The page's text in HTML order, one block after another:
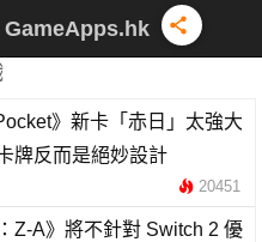
GameApps.hk
》新卡「赤日」太強大
牌反而是絕妙設計
20451
Z-A》將不針對 Switch 2 優